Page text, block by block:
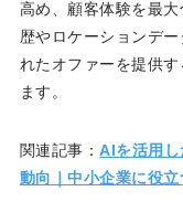
高め、顧客体験を最
歴やロケーションデ
れたオファーを提供
ます。
関連記事：AIを活用
動向｜中小企業に役